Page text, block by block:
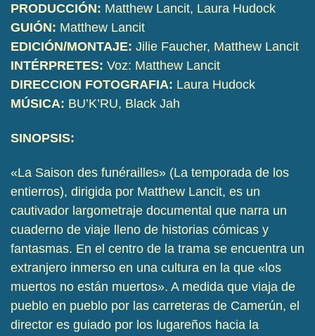
PRODUCCIÓN: Matthew Lancit, Laura Hudock
GUIÓN: Matthew Lancit
EDICIÓN/MONTAJE: Jilie Faucher, Matthew Lancit
INTÉRPRETES: Voz: Matthew Lancit
DIRECCION FOTOGRAFIA: Laura Hudock
MÚSICA: BU’K’RU, Black Jah
SINOPSIS:
«La Saison des funérailles» (La temporada de los
entierros), dirigida por Matthew Lancit, es un
cautivador largometraje documental que narra un
cuaderno de viaje lleno de historias cómicas y
fantasmas. En el centro de la trama se encuentra un
extranjero inmerso en una cultura en la que «los
muertos no están muertos». A medida que viaja de
pueblo en pueblo por las carreteras de Camerún, el
director es guiado por los lugareños hacia la